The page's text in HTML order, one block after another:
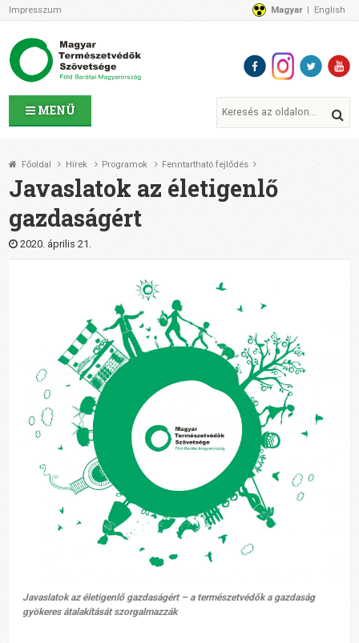
MENÜ
Impresszum Magyar English
Az MTVSZ-ről
Programok
MTVSZ ügyek és események
Tagszervezetek
Támogatóink
CSATLAKOZZ hozzánk!
Elérhetőségeink
1%
Főoldal Hírek Programok Fenntartható fejlődés
Javaslatok az életigenlő
gazdaságért
2020. április 21.
Javaslatok az életigenlő gazdaságért – a természetvédők a gazdaság
gyökeres átalakítását szorgalmazzák